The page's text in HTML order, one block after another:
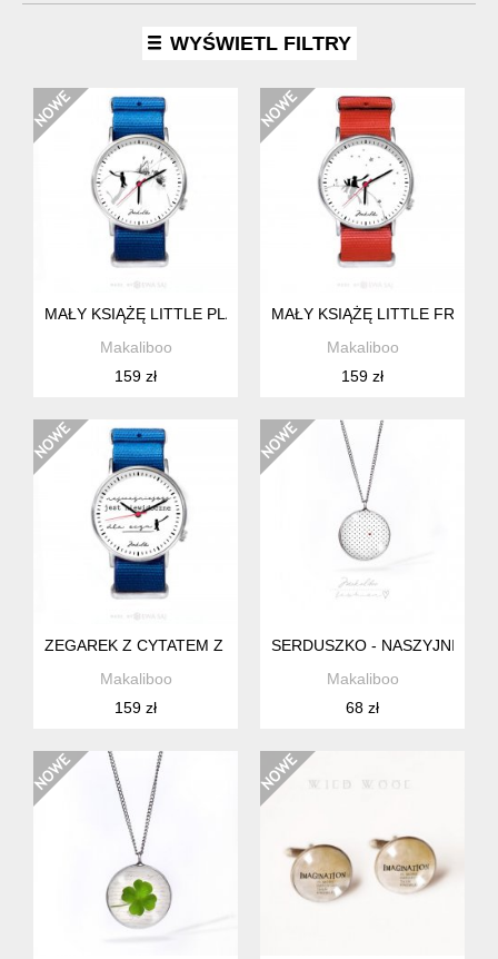
WYŚWIETL FILTRY
MAŁY KSIĄŻĘ LITTLE PLANET + BOX
Makaliboo
159 zł
MAŁY KSIĄŻĘ LITTLE
Makaliboo
159 zł
ZEGAREK Z CYTATEM Z MAŁEGO KSIĘCIA
Makaliboo
159 zł
SERDUSZKO - NASZYJNIK
Makaliboo
68 zł